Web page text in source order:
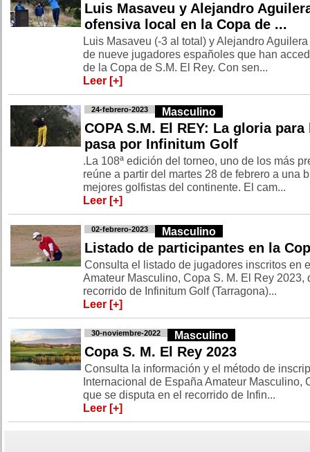
Luis Masaveu y Alejandro
ofensiva local en la Copa de ...
Luis Masaveu (-3 al total) y Alejandro
de nueve jugadores españoles que han
de la Copa de S.M. El Rey. Con sen...
Leer [+]
24-febrero-2023 Masculino
COPA S.M. El REY: La gloria
pasa por Infinitum Golf
.La 108ª edición del torneo, uno de los más
reúne a partir del martes 28 de febrero a una
mejores golfistas del continente. El cam...
Leer [+]
02-febrero-2023 Masculino
Listado de participantes en la
Consulta el listado de jugadores inscritos en
Amateur Masculino, Copa S. M. El Rey 2023,
recorrido de Infinitum Golf (Tarragona)...
Leer [+]
30-noviembre-2022 Masculino
Copa S. M. El Rey 2023
Consulta la información y el método de
Internacional de España Amateur Masculino,
que se disputa en el recorrido de Infin...
Leer [+]